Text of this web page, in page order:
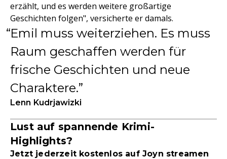
erzählt, und es werden weitere großartige
Geschichten folgen", versicherte er damals.
Emil muss weiterziehen. Es muss
Raum geschaffen werden für
frische Geschichten und neue
Charaktere.
Lenn Kudrjawizki
Lust auf spannende Krimi-
Highlights?
Jetzt jederzeit kostenlos auf Joyn streamen